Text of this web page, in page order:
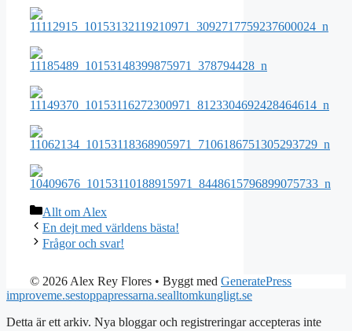
Kategorier
Allt om Alex
En dejt med världens bästa!
Frågor och svar!
© 2026 Alex Rey Flores • Byggt med GeneratePress
improveme.sestoppapressarna.sealltomkungligt.se
Detta är ett arkiv. Nya bloggar och registreringar accepteras inte